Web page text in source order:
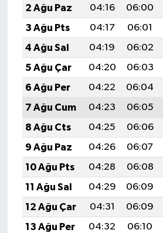
2 Ağu Paz
04:16 06:00
3 Ağu Pts
04:17 06:01
4 Ağu Sal
04:19 06:02
5 Ağu Çar
04:20 06:03
6 Ağu Per
04:22 06:04
7 Ağu Cum
04:23 06:05
8 Ağu Cts
04:25 06:06
9 Ağu Paz
04:26 06:07
10 Ağu Pts
04:28 06:08
11 Ağu Sal
04:29 06:09
12 Ağu Çar
04:31 06:09
13 Ağu Per
04:32 06:10